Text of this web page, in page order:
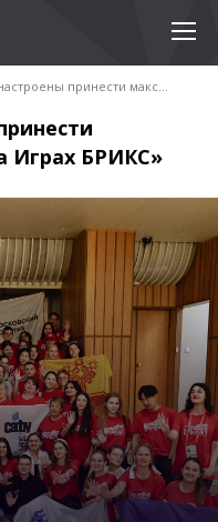
«Волонтеры настроены принести максимальную пользу на Играх БРИКС»
Играх БРИКС»